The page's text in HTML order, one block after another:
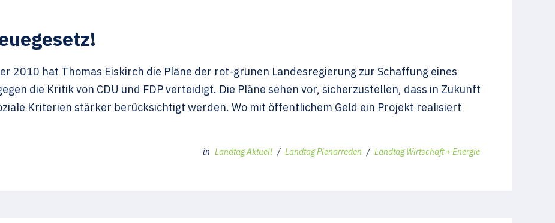
2010 hat Thomas Eiskirch die Pläne der rot-grünen Landesregierung zur Schaffung eines
die Kritik von CDU und FDP verteidigt. Die Pläne sehen vor, sicherzustellen, dass in Zukunft
Kriterien stärker berücksichtigt werden. Wo mit öffentlichem Geld ein Projekt realisiert
in Landtag Aktuell / Landtag Plenarreden / Landtag Wirtschaft + Energie